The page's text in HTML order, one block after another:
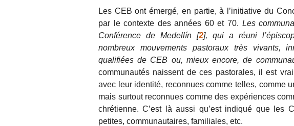
Les CEB ont émergé, en partie, à l’initiative du
par le contexte des années 60 et 70. Les
Conférence de Medellín [2], qui a réuni
nombreux mouvements pastoraux très vivants,
qualifiées de CEB ou, mieux encore, de
communautés naissent de ces pastorales, il est
avec leur identité, reconnues comme telles, comme
mais surtout reconnues comme des expériences
chrétienne. C’est là aussi qu’est indiqué que les
petites, communautaires, familiales, etc.